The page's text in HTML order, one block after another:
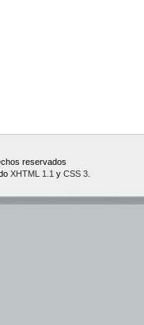
reservados
XHTML 1.1 y CSS 3